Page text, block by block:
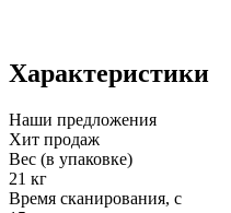
Характеристики
Наши предложения
Хит продаж
Вес (в упаковке)
21 кг
Время сканирования, с